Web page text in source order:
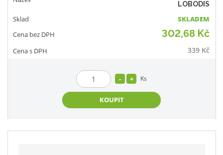
LOBODIS
SKLADEM
302,68 Kč
339 Kč
Ks
KOUPIT